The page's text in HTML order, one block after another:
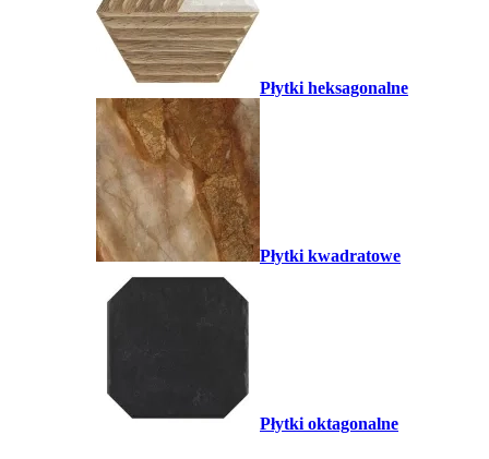
Płytki heksagonalne
Płytki kwadratowe
Płytki oktagonalne